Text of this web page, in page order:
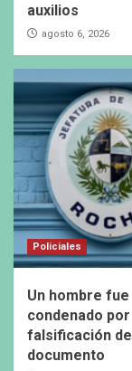
auxilios
agosto 6, 2026
Policiales
Un hombre fue
condenado por
falsificación de
documento